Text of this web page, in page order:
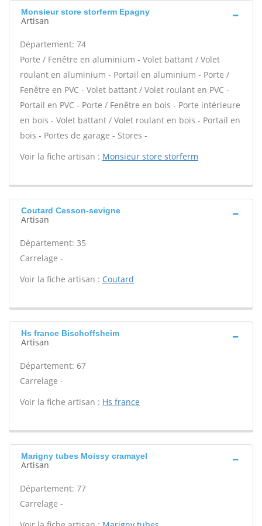
Monsieur store storferm Epagny
Artisan
Département: 74
Porte / Fenêtre en aluminium - Volet battant / Volet
roulant en aluminium - Portail en aluminium - Porte /
Fenêtre en PVC - Volet battant / Volet roulant en PVC -
Portail en PVC - Porte / Fenêtre en bois - Porte intérieure
en bois - Volet battant / Volet roulant en bois - Portail en
bois - Portes de garage - Stores -
Voir la fiche artisan : Monsieur store storferm
Coutard Cesson-sevigne
Artisan
Département: 35
Carrelage -
Voir la fiche artisan : Coutard
Hs france Bischoffsheim
Artisan
Département: 67
Carrelage -
Voir la fiche artisan : Hs france
Marigny tubes Moissy cramayel
Artisan
Département: 77
Carrelage -